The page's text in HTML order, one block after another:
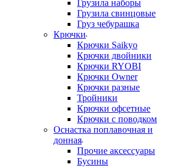
Грузила наборы
Грузила свинцовые
Груз чебурашка
Крючки
Крючки Saikyo
Крючки двойники
Крючки RYOBI
Крючки Owner
Крючки разные
Тройники
Крючки офсетные
Крючки с поводком
Оснастка поплавочная и
донная
Прочие аксессуары
Бусины